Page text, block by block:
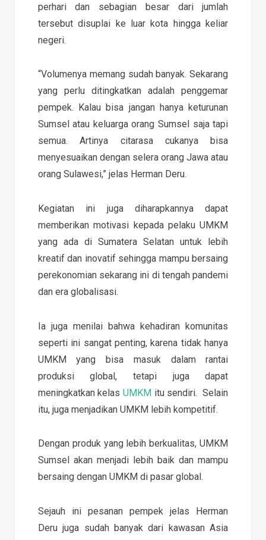
perhari dan sebagian besar dari jumlah
tersebut disuplai ke luar kota hingga keliar
negeri.
“Volumenya memang sudah banyak. Sekarang
yang perlu ditingkatkan adalah penggemar
pempek. Kalau bisa jangan hanya keturunan
Sumsel atau keluarga orang Sumsel saja tapi
semua. Artinya citarasa cukanya bisa
menyesuaikan dengan selera orang Jawa atau
orang Sulawesi,” jelas Herman Deru.
Kegiatan ini juga diharapkannya dapat
memberikan motivasi kepada pelaku UMKM
yang ada di Sumatera Selatan untuk lebih
kreatif dan inovatif sehingga mampu bersaing
perekonomian sekarang ini di tengah pandemi
dan era globalisasi.
Ia juga menilai bahwa kehadiran komunitas
seperti ini sangat penting, karena tidak hanya
UMKM yang bisa masuk dalam rantai
produksi global, tetapi juga dapat
meningkatkan kelas UMKMitu sendiri. Selain
itu, juga menjadikan UMKM lebih kompetitif.
Dengan produk yang lebih berkualitas, UMKM
Sumsel akan menjadi lebih baik dan mampu
bersaing dengan UMKM di pasar global.
Sejauh ini pesanan pempek jelas Herman
Deru juga sudah banyak dari kawasan Asia